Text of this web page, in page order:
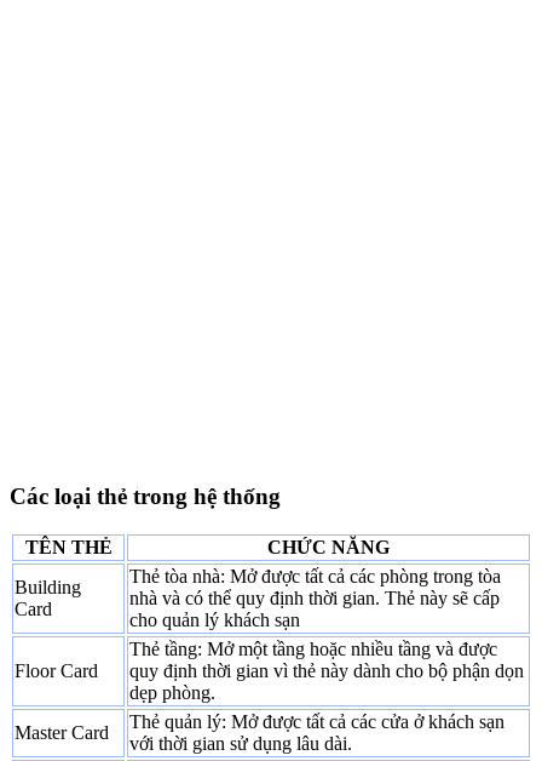
Các loại thẻ trong hệ thống
TÊN THẺ
CHỨC NĂNG
Building
Card
Thẻ tòa nhà: Mở được tất cả các phòng trong tòa
nhà và có thể quy định thời gian. Thẻ này sẽ cấp
cho quản lý khách sạn
Floor Card
Thẻ tầng: Mở một tầng hoặc nhiều tầng và được
quy định thời gian vì thẻ này dành cho bộ phận dọn
dẹp phòng.
Master Card
Thẻ quản lý: Mở được tất cả các cửa ở khách sạn
với thời gian sử dụng lâu dài.